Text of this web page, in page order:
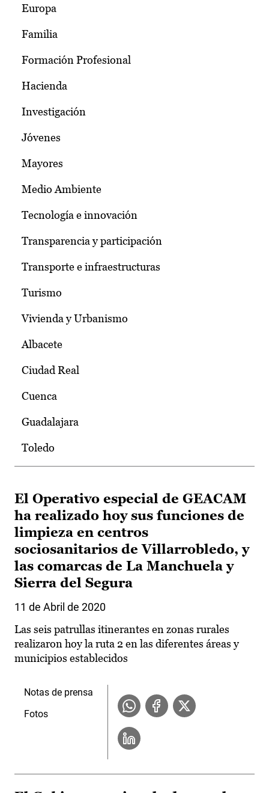
Europa
Familia
Formación Profesional
Hacienda
Investigación
Jóvenes
Mayores
Medio Ambiente
Tecnología e innovación
Transparencia y participación
Transporte e infraestructuras
Turismo
Vivienda y Urbanismo
Albacete
Ciudad Real
Cuenca
Guadalajara
Toledo
El Operativo especial de GEACAM
ha realizado hoy sus funciones de
limpieza en centros
sociosanitarios de Villarrobledo, y
las comarcas de La Manchuela y
Sierra del Segura
11 de Abril de 2020
Las seis patrullas itinerantes en zonas rurales
realizaron hoy la ruta 2 en las diferentes áreas y
municipios establecidos
Notas de prensa
Fotos